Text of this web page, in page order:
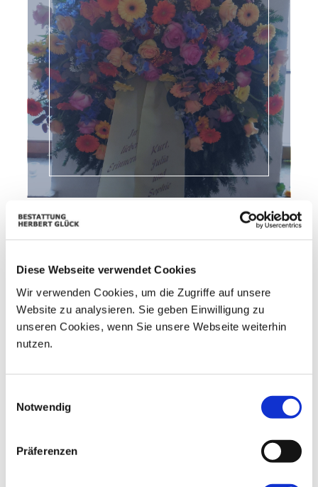
Diese Webseite verwendet Cookies
Wir verwenden Cookies, um die Zugriffe auf unsere
Website zu analysieren. Sie geben Einwilligung zu
unseren Cookies, wenn Sie unsere Webseite weiterhin
nutzen.
Notwendig
Präferenzen